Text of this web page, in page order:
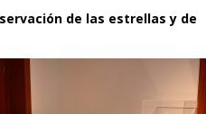
de las estrellas y de